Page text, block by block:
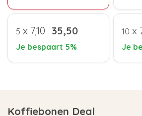
5 x 7,10 35,50
Je bespaart 5%
10 x
Je
Koffiebonen Deal